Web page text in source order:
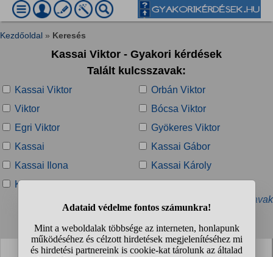
Kezdőoldal » Keresés
Kassai Viktor - Gyakori kérdések
Talált kulcsszavak:
Kassai Viktor
Orbán Viktor
Viktor
Bócsa Viktor
Egri Viktor
Gyökeres Viktor
Kassai
Kassai Gábor
Kassai Ilona
Kassai Károly
Kassai kerület
» További kapcsolódó kulcsszavak
Talált kérdések:
Kassai Viktor milyen bíró volt?